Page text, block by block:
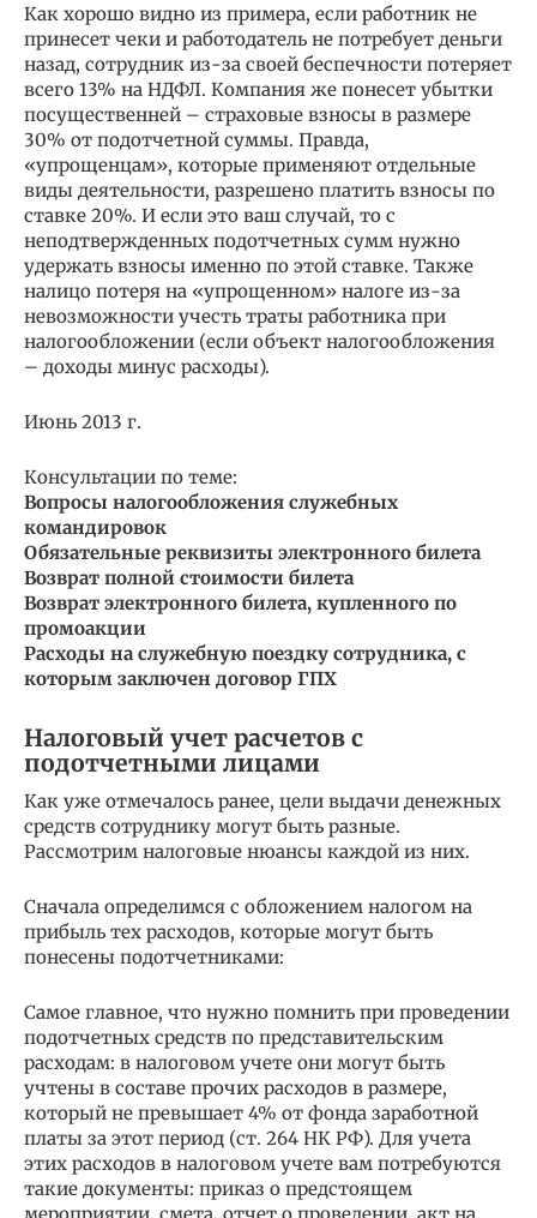
Как хорошо видно из примера, если работник не
принесет чеки и работодатель не потребует деньги
назад, сотрудник из-за своей беспечности потеряет
всего 13% на НДФЛ. Компания же понесет убытки
посущественней – страховые взносы в размере
30% от подотчетной суммы. Правда,
«упрощенцам», которые применяют отдельные
виды деятельности, разрешено платить взносы по
ставке 20%. И если это ваш случай, то с
неподтвержденных подотчетных сумм нужно
удержать взносы именно по этой ставке. Также
налицо потеря на «упрощенном» налоге из-за
невозможности учесть траты работника при
налогообложении (если объект налогообложения
– доходы минус расходы).
Июнь 2013 г.
Консультации по теме:
Вопросы налогообложения служебных
командировок
Обязательные реквизиты электронного билета
Возврат полной стоимости билета
Возврат электронного билета, купленного по
промоакции
Расходы на служебную поездку сотрудника, с
которым заключен договор ГПХ
Налоговый учет расчетов с
подотчетными лицами
Как уже отмечалось ранее, цели выдачи денежных
средств сотруднику могут быть разные.
Рассмотрим налоговые нюансы каждой из них.
Сначала определимся с обложением налогом на
прибыль тех расходов, которые могут быть
понесены подотчетниками:
Самое главное, что нужно помнить при проведении
подотчетных средств по представительским
расходам: в налоговом учете они могут быть
учтены в составе прочих расходов в размере,
который не превышает 4% от фонда заработной
платы за этот период (ст. 264 НК РФ). Для учета
этих расходов в налоговом учете вам потребуются
такие документы: приказ о предстоящем